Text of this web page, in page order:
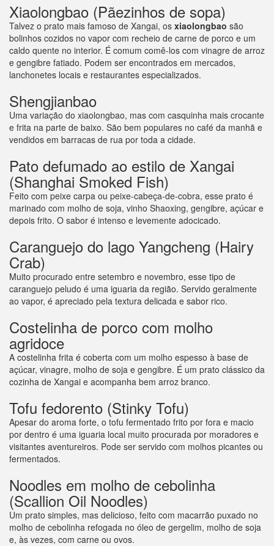
Xiaolongbao (Pãezinhos de sopa)
Talvez o prato mais famoso de Xangai, os xiaolongbao são
bolinhos cozidos no vapor com recheio de carne de porco e um
caldo quente no interior. É comum comê-los com vinagre de arroz
e gengibre fatiado. Podem ser encontrados em mercados,
lanchonetes locais e restaurantes especializados.
Shengjianbao
Uma variação do xiaolongbao, mas com casquinha mais crocante
e frita na parte de baixo. São bem populares no café da manhã e
vendidos em barracas de rua por toda a cidade.
Pato defumado ao estilo de Xangai
(Shanghai Smoked Fish)
Feito com peixe carpa ou peixe-cabeça-de-cobra, esse prato é
marinado com molho de soja, vinho Shaoxing, gengibre, açúcar e
depois frito. O sabor é intenso e levemente adocicado.
Caranguejo do lago Yangcheng (Hairy
Crab)
Muito procurado entre setembro e novembro, esse tipo de
caranguejo peludo é uma iguaria da região. Servido geralmente
ao vapor, é apreciado pela textura delicada e sabor rico.
Costelinha de porco com molho
agridoce
A costelinha frita é coberta com um molho espesso à base de
açúcar, vinagre, molho de soja e gengibre. É um prato clássico da
cozinha de Xangai e acompanha bem arroz branco.
Tofu fedorento (Stinky Tofu)
Apesar do aroma forte, o tofu fermentado frito por fora e macio
por dentro é uma iguaria local muito procurada por moradores e
visitantes aventureiros. Pode ser servido com molhos picantes ou
fermentados.
Noodles em molho de cebolinha
(Scallion Oil Noodles)
Um prato simples, mas delicioso, feito com macarrão puxado no
molho de cebolinha refogada no óleo de gergelim, molho de soja
e, às vezes, com carne ou ovos.